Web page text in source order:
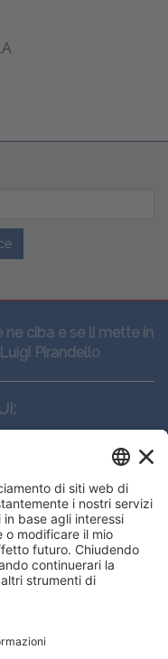
ne ciba e se li mette in
Pirandello
Milano